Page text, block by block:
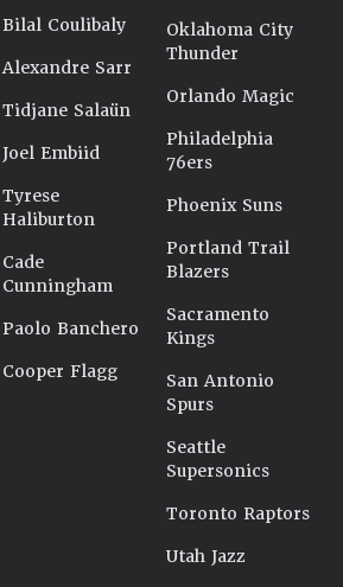
Bilal Coulibaly
Alexandre Sarr
Tidjane Salaün
Joel Embiid
Tyrese
Haliburton
Cade
Cunningham
Paolo Banchero
Cooper Flagg
Oklahoma City
Thunder
Orlando Magic
Philadelphia
76ers
Phoenix Suns
Portland Trail
Blazers
Sacramento
Kings
San Antonio
Spurs
Seattle
Supersonics
Toronto Raptors
Utah Jazz